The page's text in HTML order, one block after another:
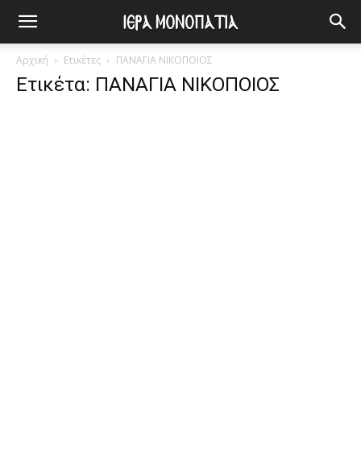
Αρχική Ετικέτες ΠΑΝΑΓΙΑ ΝΙΚΟΠΟΙΟΣ
Ετικέτα: ΠΑΝΑΓΙΑ ΝΙΚΟΠΟΙΟΣ